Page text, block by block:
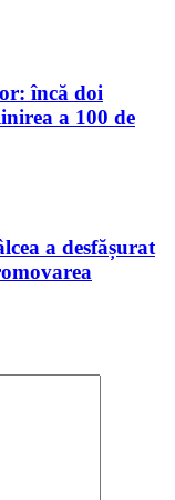
încă doi
a 100 de
a desfășurat